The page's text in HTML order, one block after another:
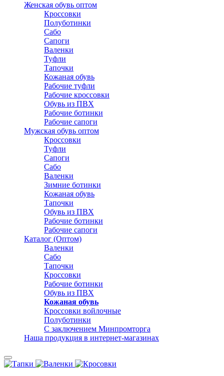
Женская обувь оптом
Кроссовки
Полуботинки
Сабо
Сапоги
Валенки
Туфли
Тапочки
Кожаная обувь
Рабочие туфли
Рабочие кроссовки
Обувь из ПВХ
Рабочие ботинки
Рабочие сапоги
Мужская обувь оптом
Кроссовки
Туфли
Сапоги
Сабо
Валенки
Зимние ботинки
Кожаная обувь
Тапочки
Обувь из ПВХ
Рабочие ботинки
Рабочие сапоги
Каталог (Оптом)
Валенки
Сабо
Тапочки
Кроссовки
Рабочие ботинки
Обувь из ПВХ
Кожаная обувь
Кроссовки войлочные
Полуботинки
С заключением Минпромторга
Наша продукция в интернет-магазинах